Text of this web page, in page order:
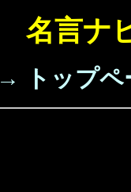
名言ナ
→ トップペ